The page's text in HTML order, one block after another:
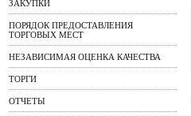
ЗАКУПКИ
ПОРЯДОК ПРЕДОСТАВЛЕНИЯ
ТОРГОВЫХ МЕСТ
НЕЗАВИСИМАЯ ОЦЕНКА КАЧЕСТВА
ТОРГИ
ОТЧЕТЫ